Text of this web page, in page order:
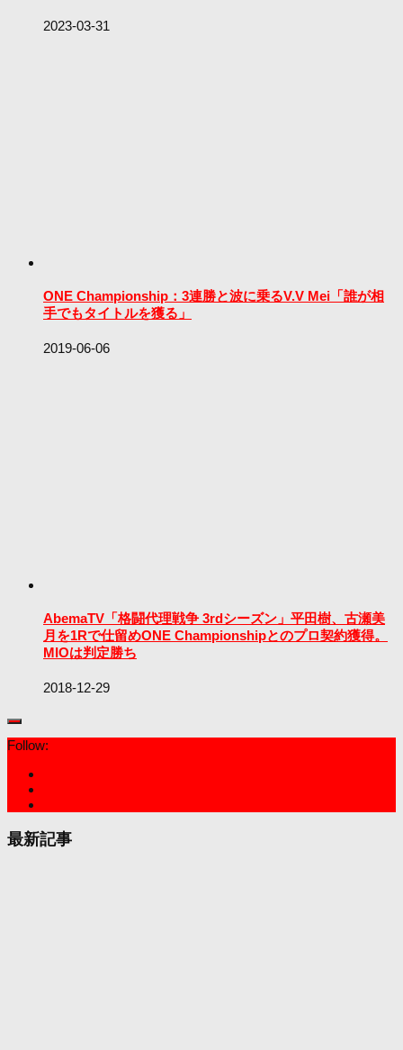
2023-03-31
ONE Championship：3連勝と波に乗るV.V Mei「誰が相
手でもタイトルを獲る」
2019-06-06
AbemaTV「格闘代理戦争 3rdシーズン」平田樹、古瀬美
月を1Rで仕留めONE Championshipとのプロ契約獲得。
MIOは判定勝ち
2018-12-29
Follow:
最新記事